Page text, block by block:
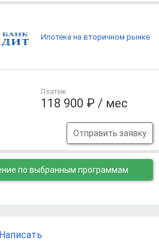
Платеж
118 900 ₽ / мес
Отправить заявку
Ипотека на вторичном рынке
по выбранным программам
Написать